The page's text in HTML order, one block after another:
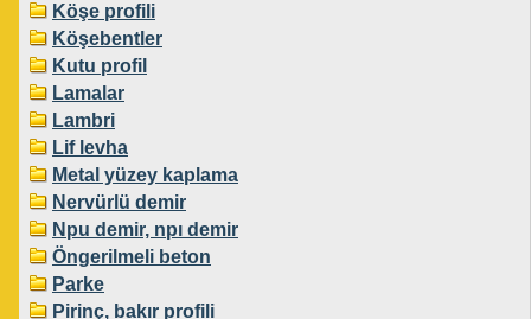
Köşe profili
Köşebentler
Kutu profil
Lamalar
Lambri
Lif levha
Metal yüzey kaplama
Nervürlü demir
Npu demir, npı demir
Öngerilmeli beton
Parke
Pirinç, bakır profili